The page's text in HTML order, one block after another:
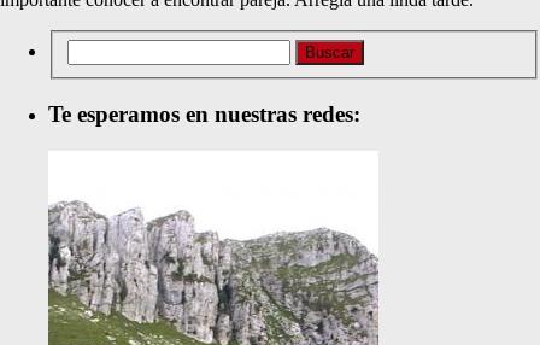
Te esperamos en nuestras redes: